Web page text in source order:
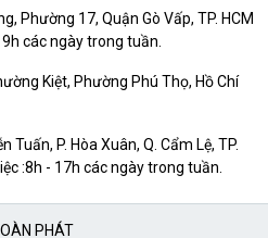
Phường 17, Quận Gò Vấp, TP. HCM
các ngày trong tuần.
Kiệt, Phường Phú Thọ, Hồ Chí
Tuấn, P. Hòa Xuân, Q. Cẩm Lệ, TP.
:8h - 17h các ngày trong tuần.
PHÁT